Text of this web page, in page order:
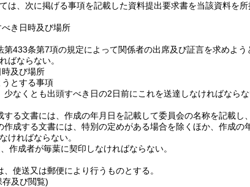
は、次に掲げる事項を記載した資料提出要求書を当該資料を所
き日時及び場所
第433条第7項の規定によって関係者の出席及び証言を求めよ
ばならない。
及び場所
とする事項
少なくとも出頭すべき日の2日前にこれを送達しなければならな
する文書には、作成の年月日を記載して委員会の名称を記載し
作成する文書には、特別の定めがある場合を除くほか、作成
ければならない。
作成者が毎葉に契印しなければならない。
、使送又は郵便により行うものとする。
及び閲覧)